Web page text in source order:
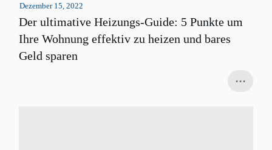
Dezember 15, 2022
Der ultimative Heizungs-Guide: 5 Punkte um
Ihre Wohnung effektiv zu heizen und bares
Geld sparen
...